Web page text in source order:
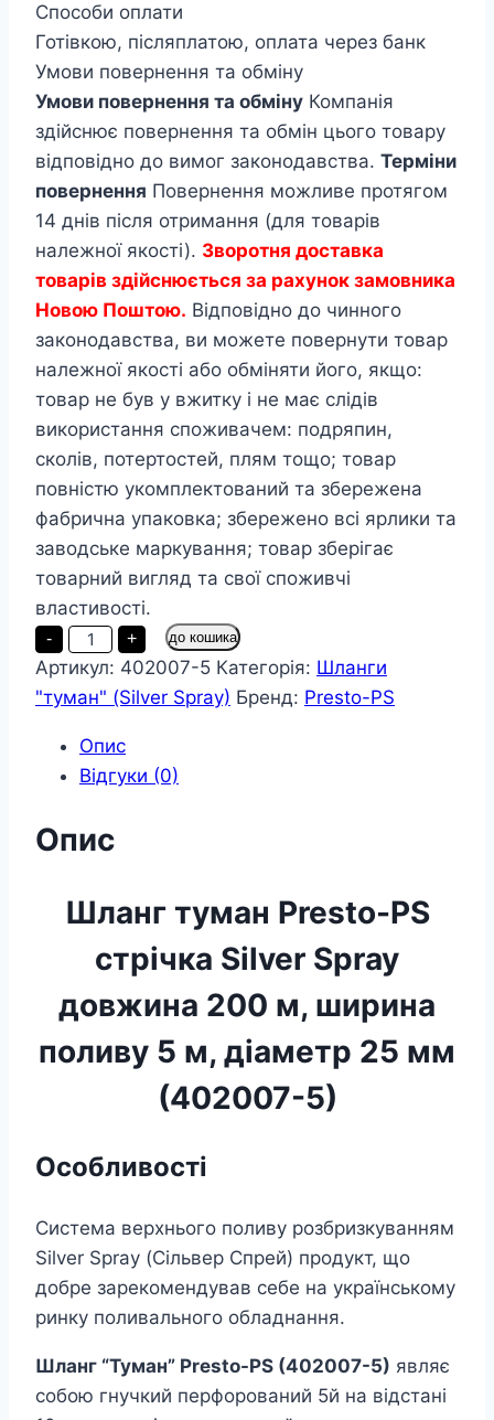
Способи оплати
Готівкою, післяплатою, оплата через банк
Умови повернення та обміну
Умови повернення та обміну Компанія
здійснює повернення та обмін цього товару
відповідно до вимог законодавства. Терміни
повернення Повернення можливе протягом
14 днів після отримання (для товарів
належної якості). Зворотня доставка
товарів здійснюється за рахунок замовника
Новою Поштою. Відповідно до чинного
законодавства, ви можете повернути товар
належної якості або обміняти його, якщо:
товар не був у вжитку і не має слідів
використання споживачем: подряпин,
сколів, потертостей, плям тощо; товар
повністю укомплектований та збережена
фабрична упаковка; збережено всі ярлики та
заводське маркування; товар зберігає
товарний вигляд та свої споживчі
властивості.
-
Шланг
туман
Presto-
PS
стрічка
Spray
довжина
200
поливу
5
діаметр
25
(402007-
+ до кошика
Артикул: 402007-5 Категорія: Шланги
"туман" (Silver Spray) Бренд: Presto-PS
Опис
Відгуки (0)
Опис
Шланг туман Presto-PS
стрічка Silver Spray
довжина 200 м, ширина
поливу 5 м, діаметр 25 мм
(402007-5)
Особливості
Система верхнього поливу розбризкуванням
Silver Spray (Сільвер Спрей) продукт, що
добре зарекомендував себе на українському
ринку поливального обладнання.
Шланг “Туман” Presto-PS (402007-5) являє
собою гнучкий перфорований 5й на відстані